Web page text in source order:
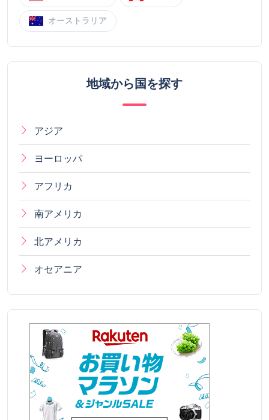
オーストラリア
地域から国を探す
アジア
ヨーロッパ
アフリカ
南アメリカ
北アメリカ
オセアニア